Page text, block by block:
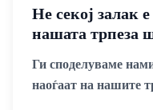
Не секој залак
нашата трпеза
Ги споделуваме
наоѓаат на нашите